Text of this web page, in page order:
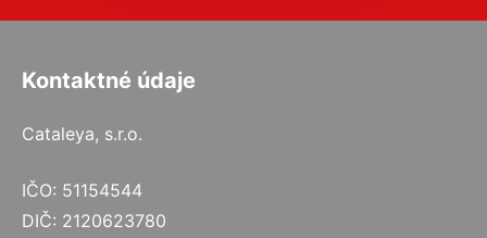
Kontaktné údaje
Cataleya, s.r.o.
IČO: 51154544
DIČ: 2120623780